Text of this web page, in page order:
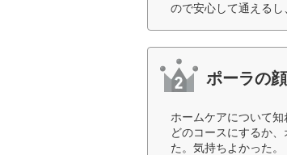
ので安心して通えるし
ポーラの
ホームケアについて
どのコースにするか
た。気持ちよかった。